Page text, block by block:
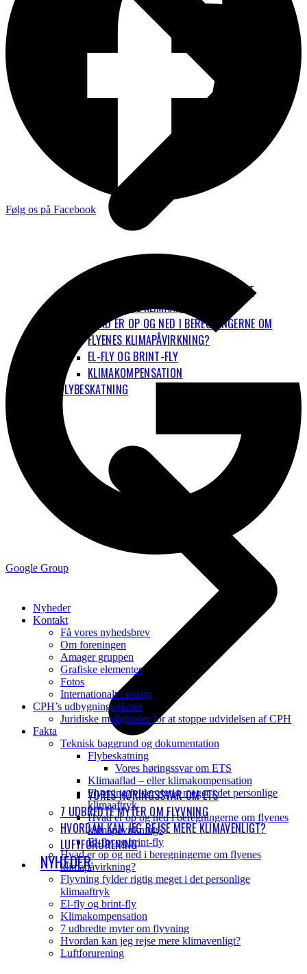
FLYVNING FYLDER RIGTIG MEGET I DET
PERSONLIGE KLIMAAFTRYK
HVAD ER OP OG NED I BEREGNINGERNE OM
FLYENES KLIMAPÅVIRKNING?
EL-FLY OG BRINT-FLY
KLIMAKOMPENSATION
FLYBESKATNING
VORES HØRINGSSVAR OM ETS
7 UDBREDTE MYTER OM FLYVNING
HVORDAN KAN JEG REJSE MERE KLIMAVENLIGT?
LUFTFORURENING
NYHEDER
Følg os på Facebook
Google Group
Nyheder
Kontakt
Få vores nyhedsbrev
Om foreningen
Amager gruppen
Grafiske elementer
Fotos
Internationalt i øvrigt
CPH’s udbygningsplaner
Juridiske muligheder for at stoppe udvidelsen af CPH
Fakta
Teknisk baggrund og dokumentation
Flybeskatning
Vores høringssvar om ETS
Klimaaflad – eller klimakompensation
Flyvning fylder rigtig meget i det personlige
klimaaftryk
Hvad er op og ned i beregningerne om flyenes
klimapåvirkning?
El-fly og brint-fly
Hvad er op og ned i beregningerne om flyenes
klimapåvirkning?
Flyvning fylder rigtig meget i det personlige
klimaaftryk
El-fly og brint-fly
Klimakompensation
7 udbredte myter om flyvning
Hvordan kan jeg rejse mere klimavenligt?
Luftforurening